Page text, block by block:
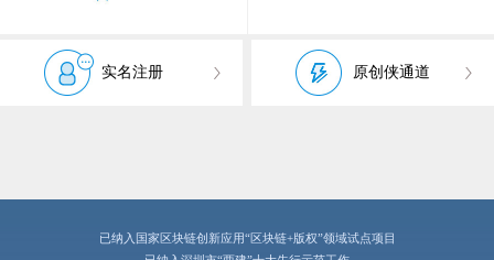
实名注册 原创侠通道
已纳入国家区块链创新应用“区块链+版权”领域试点项目